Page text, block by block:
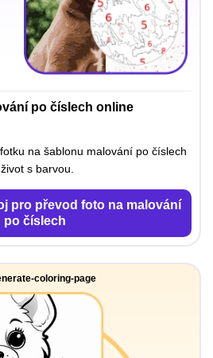
po číslech online
na šablonu malování po číslech
s barvou.
pro převod foto na malování
po číslech
coloring-page